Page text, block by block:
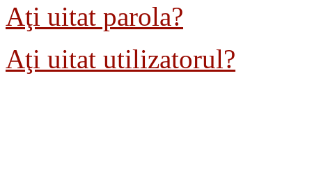
Aţi uitat parola?
Aţi uitat utilizatorul?